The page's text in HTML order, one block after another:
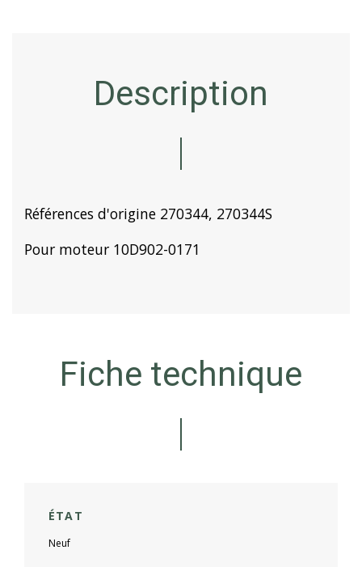
Description
Références d'origine 270344, 270344S
Pour moteur 10D902-0171
Fiche technique
ÉTAT
Neuf